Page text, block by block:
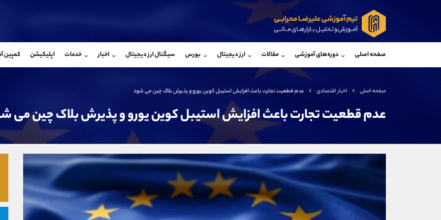
صفحه اصلی دوره‌های آموزشی مقالات ارز دیجیتال بورس سیگنال ارز دیجیتال اخبار خدمات اپلیکیشن کمپین
صفحه اصلی اخبار اقتصادی عدم قطعیت تجارت باعث افزایش استیبل کوین یورو و پذیرش بلاک چین می شود
عدم قطعیت تجارت باعث افزایش استیبل کوین یورو و پذیرش بلاک چین می
شروع گفتگو
@Armteam_admin_33
@Armteam_admin_104
تلفن
کانال تلگرام
کانال بله